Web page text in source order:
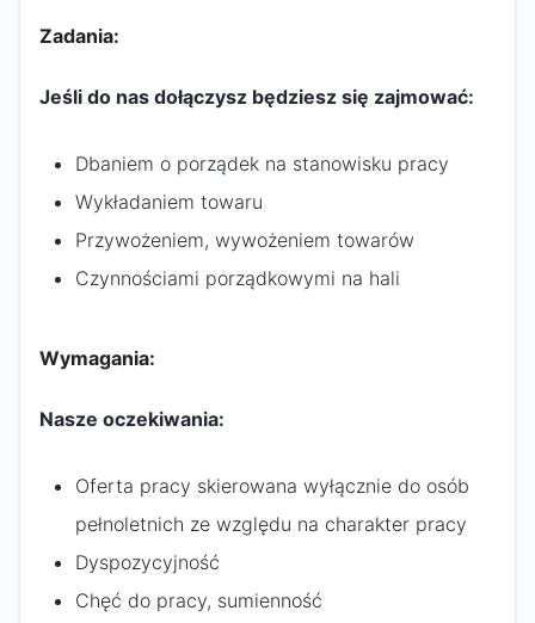
Zadania:
Jeśli do nas dołączysz będziesz się zajmować:
Dbaniem o porządek na stanowisku pracy
Wykładaniem towaru
Przywożeniem, wywożeniem towarów
Czynnościami porządkowymi na hali
Wymagania:
Nasze oczekiwania:
Oferta pracy skierowana wyłącznie do osób
pełnoletnich ze względu na charakter pracy
Dyspozycyjność
Chęć do pracy, sumienność